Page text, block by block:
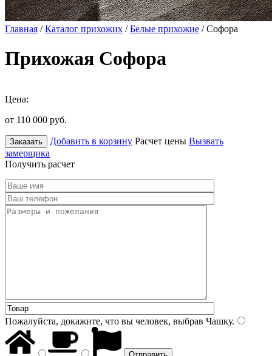
Главная /Каталог прихожих /Белые прихожие / Софора
Прихожая Софора
Цена:
от 110 000 руб.
Заказать Добавить в корзину Расчет цены Вызвать
замерщика
Получить расчет
Пожалуйста, докажите, что вы человек, выбрав Чашку.